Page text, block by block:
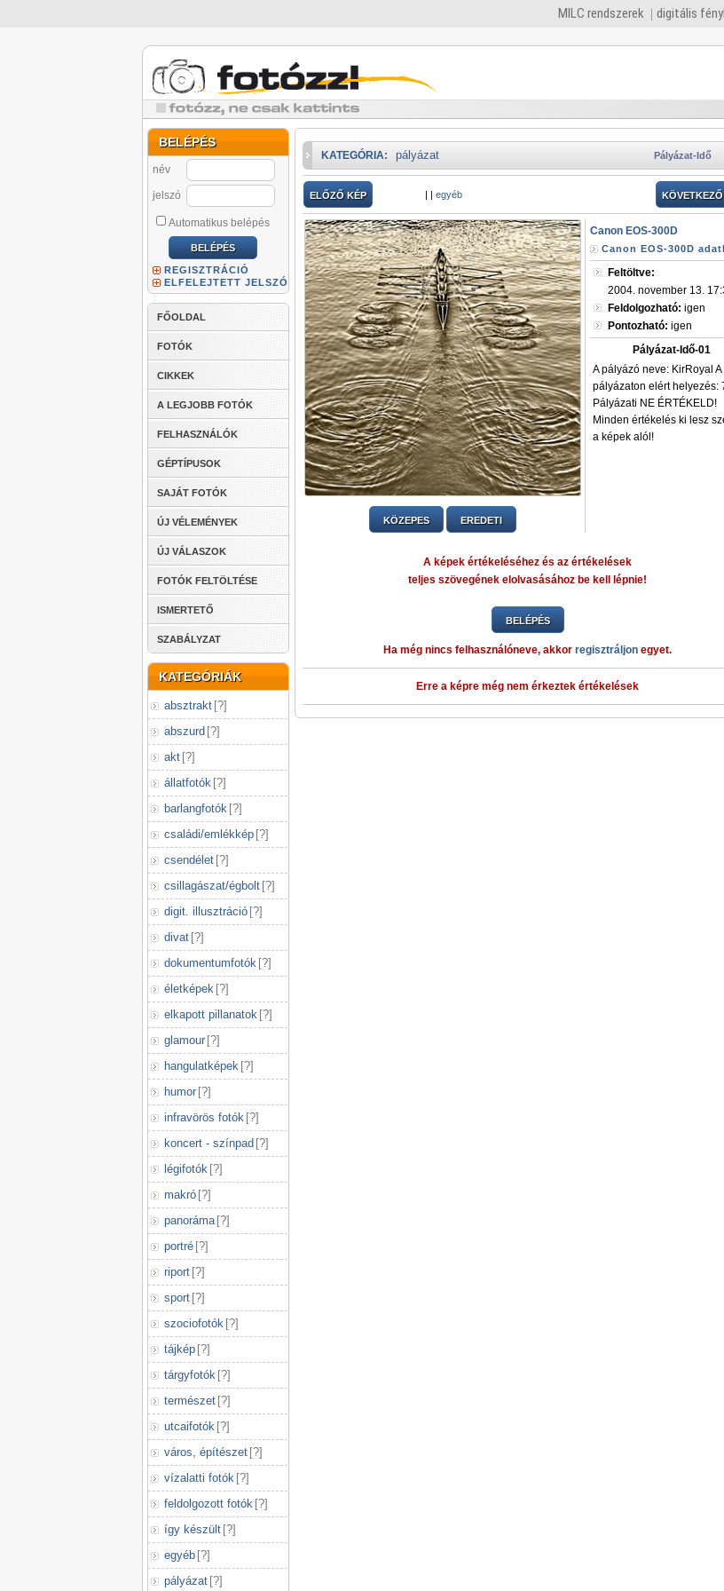
MILC rendszerek digitális
BELÉPÉS
név
jelszó
Automatikus belépés
REGISZTRÁCIÓ
ELFELEJTETT JELSZÓ
FŐOLDAL
FOTÓK
CIKKEK
A LEGJOBB FOTÓK
FELHASZNÁLÓK
GÉPTÍPUSOK
SAJÁT FOTÓK
ÚJ VÉLEMÉNYEK
ÚJ VÁLASZOK
FOTÓK FELTÖLTÉSE
ISMERTETŐ
SZABÁLYZAT
KATEGÓRIÁK
absztrakt [?]
abszurd [?]
akt [?]
állatfotók [?]
barlangfotók [?]
családi/emlékkép [?]
csendélet [?]
csillagászat/égbolt [?]
digit. illusztráció [?]
divat [?]
dokumentumfotók [?]
életképek [?]
elkapott pillanatok [?]
glamour [?]
hangulatképek [?]
humor [?]
infravörös fotók [?]
koncert - színpad [?]
légifotók [?]
makró [?]
panoráma [?]
portré [?]
riport [?]
sport [?]
szociofotók [?]
tájkép [?]
tárgyfotók [?]
természet [?]
utcaifotók [?]
város, építészet [?]
vízalatti fotók [?]
feldolgozott fotók [?]
így készült [?]
egyéb [?]
pályázat [?]
Pályázat-Idő
KATEGÓRIA: pályázat
ELŐZŐ KÉP | | egyéb
KÖZEPES EREDETI
Canon EOS-300D
Canon EOS-300D
Feltöltve:
2004. november 13.
Feldolgozható: igen
Pontozható: igen
Pályázat-Idő-01
A pályázó neve: KirRoyal A
pályázaton elért helyezés:
Pályázati NE ÉRTÉKELD!
Minden értékelés ki lesz
a képek alól!
A képek értékeléséhez és az értékelések
teljes szövegének elolvasásához be kell lépnie!
BELÉPÉS
Ha még nincs felhasználóneve, akkor regisztráljon egyet.
Erre a képre még nem érkeztek értékelések